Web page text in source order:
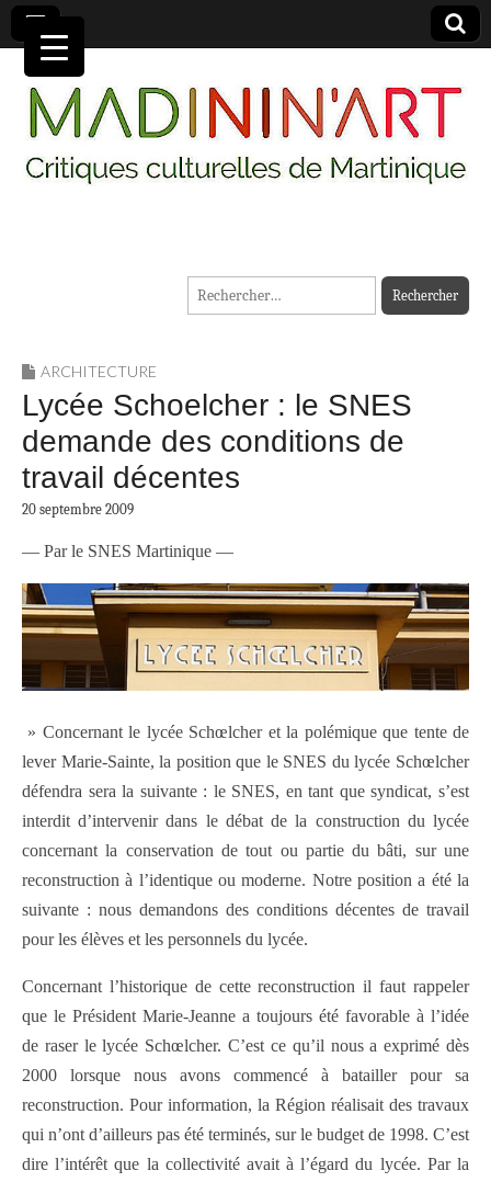
MADININ'ART
Rechercher :
ARCHITECTURE
Lycée Schoelcher : le SNES
demande des conditions de
travail décentes
20 septembre 2009
— Par le SNES Martinique —
» Concernant le lycée Schœlcher et la polémique que tente de
lever Marie-Sainte, la position que le SNES du lycée Schœlcher
défendra sera la suivante : le SNES, en tant que syndicat, s’est
interdit d’intervenir dans le débat de la construction du lycée
concernant la conservation de tout ou partie du bâti, sur une
reconstruction à l’identique ou moderne. Notre position a été la
suivante : nous demandons des conditions décentes de travail
pour les élèves et les personnels du lycée.
Concernant l’historique de cette reconstruction il faut rappeler
que le Président Marie-Jeanne a toujours été favorable à l’idée
de raser le lycée Schœlcher. C’est ce qu’il nous a exprimé dès
2000 lorsque nous avons commencé à batailler pour sa
reconstruction. Pour information, la Région réalisait des travaux
qui n’ont d’ailleurs pas été terminés, sur le budget de 1998. C’est
dire l’intérêt que la collectivité avait à l’égard du lycée. Par la